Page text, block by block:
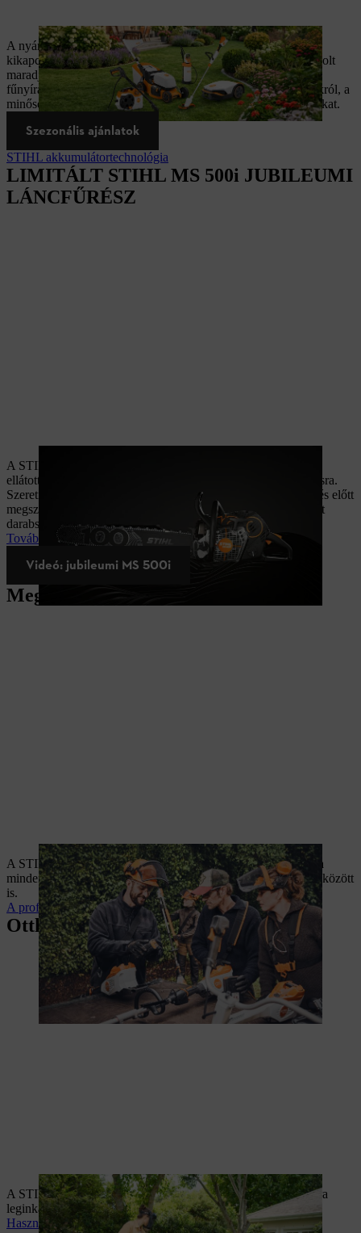
A nyár a kertben töltött időről, a rendezett környezetről és a
kikapcsolódásról szól. Ahhoz, hogy kertje egész szezonban ápolt
maradjon, megbízható eszközökre van szükség. Legyen szó
fűnyírásról, szegélyvágásról, metszésről vagy tisztítási munkákról, a
minőségi gépek gyorsabbá és kényelmesebbé teszik a feladatokat.
Szezonális ajánlatok
STIHL akkumulátortechnológia
LIMITÁLT STIHL MS 500i JUBILEUMI
LÁNCFŰRÉSZ
A STIHL 100. évfordulója alkalmából a jubileumi dizájnnal
ellátott MS 500i láncfűrész limitált darabszámban kerül gyártásra.
Szeretné ezt az ikonikus láncfűrészt még a hivatalos megjelenés előtt
megszerezni? Iratkozzon fel, hogy lehetőséget kapjon a limitált
darabszámú Jubileumi Fűrész egyikének megvásárlására!
További információk és részletek
Videó: jubileumi MS 500i
Megoldások profiknak
A STIHL a professzionális felhasználók megbízható partnere a
mindennapi munka során, akár a legkeményebb körülmények között
is.
A professzionális tartalmakhoz
Otthoni munkavégzéshez
A STIHL gépeinek kínálatában mindenki megtalálja a számára
leginkább megfelelőt a ház körüli teendők elvégzéséhez.
Használattal és karbantartással kapcsolatos tudnivalók